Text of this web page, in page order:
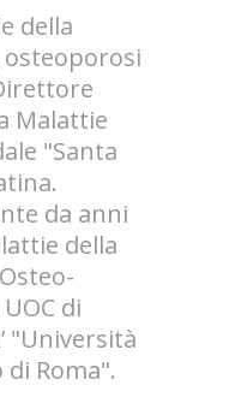
della
Malattie
"Santa
da anni
della
di
"Università
Roma".